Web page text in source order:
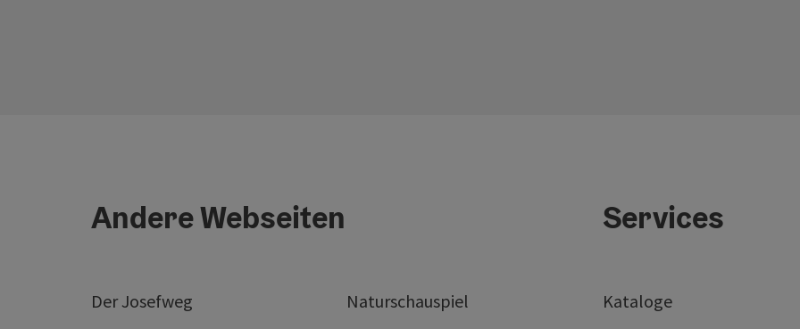
Andere Webseiten
Der Josefweg Naturschauspiel
Services
Kataloge